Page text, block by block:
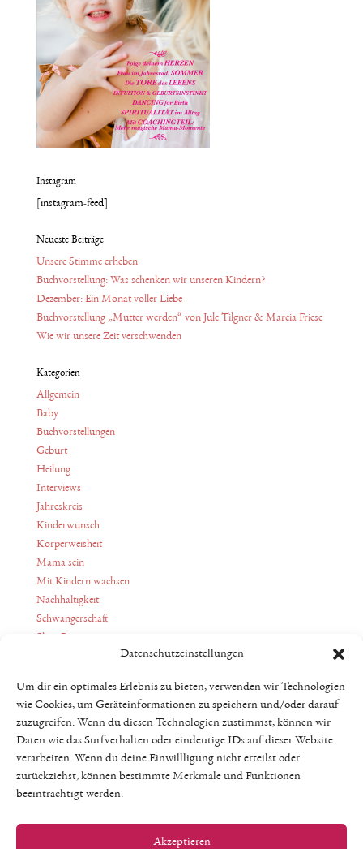
Datenschutzeinstellungen
Um dir ein optimales Erlebnis zu bieten, verwenden wir Technologien
wie Cookies, um Geräteinformationen zu speichern und/oder darauf
zuzugreifen. Wenn du diesen Technologien zustimmst, können wir
Daten wie das Surfverhalten oder eindeutige IDs auf dieser Website
verarbeiten. Wenn du deine Einwillligung nicht erteilst oder
zurückziehst, können bestimmte Merkmale und Funktionen
beeinträchtigt werden.
Akzeptieren
Instagram
[instagram-feed]
Neueste Beiträge
Unsere Stimme erheben
Buchvorstellung: Was schenken wir unseren Kindern?
Dezember: Ein Monat voller Liebe
Buchvorstellung „Mutter werden“ von Jule Tilgner & Marcia Friese
Wie wir unsere Zeit verschwenden
Kategorien
Allgemein
Baby
Buchvorstellungen
Geburt
Heilung
Interviews
Jahreskreis
Kinderwunsch
Körperweisheit
Mama sein
Mit Kindern wachsen
Nachhaltigkeit
Schwangerschaft
Slow Parenting
Wochenbett